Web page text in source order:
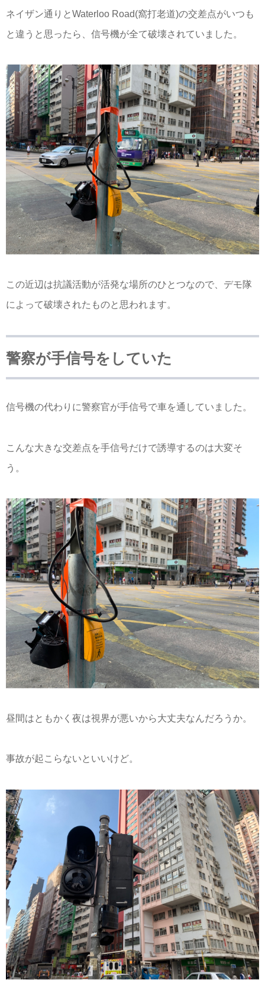
ネイザン通りとWaterloo Road(窩打老道)の交差点がいつも
と違うと思ったら、信号機が全て破壊されていました。
この近辺は抗議活動が活発な場所のひとつなので、デモ隊
によって破壊されたものと思われます。
警察が手信号をしていた
信号機の代わりに警察官が手信号で車を通していました。
こんな大きな交差点を手信号だけで誘導するのは大変そ
う。
昼間はともかく夜は視界が悪いから大丈夫なんだろうか。
事故が起こらないといいけど。